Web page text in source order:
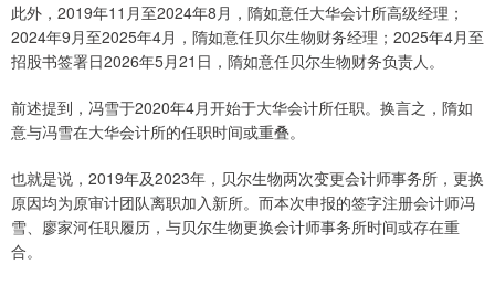
此外，2019年11月至2024年8月，隋如意任大华会计所高级经理；
2024年9月至2025年4月，隋如意任贝尔生物财务经理；2025年4月至
招股书签署日2026年5月21日，隋如意任贝尔生物财务负责人。
前述提到，冯雪于2020年4月开始于大华会计所任职。换言之，隋如
意与冯雪在大华会计所的任职时间或重叠。
也就是说，2019年及2023年，贝尔生物两次变更会计师事务所，更换
原因均为原审计团队离职加入新所。而本次申报的签字注册会计师冯
雪、廖家河任职履历，与贝尔生物更换会计师事务所时间或存在重
合。